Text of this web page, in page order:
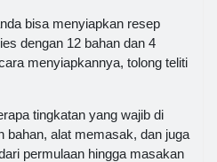
bisa menyiapkan resep
dengan 12 bahan dan 4
menyiapkannya, tolong teliti
tingkatan yang wajib di
bahan, alat memasak, dan juga
permulaan hingga masakan